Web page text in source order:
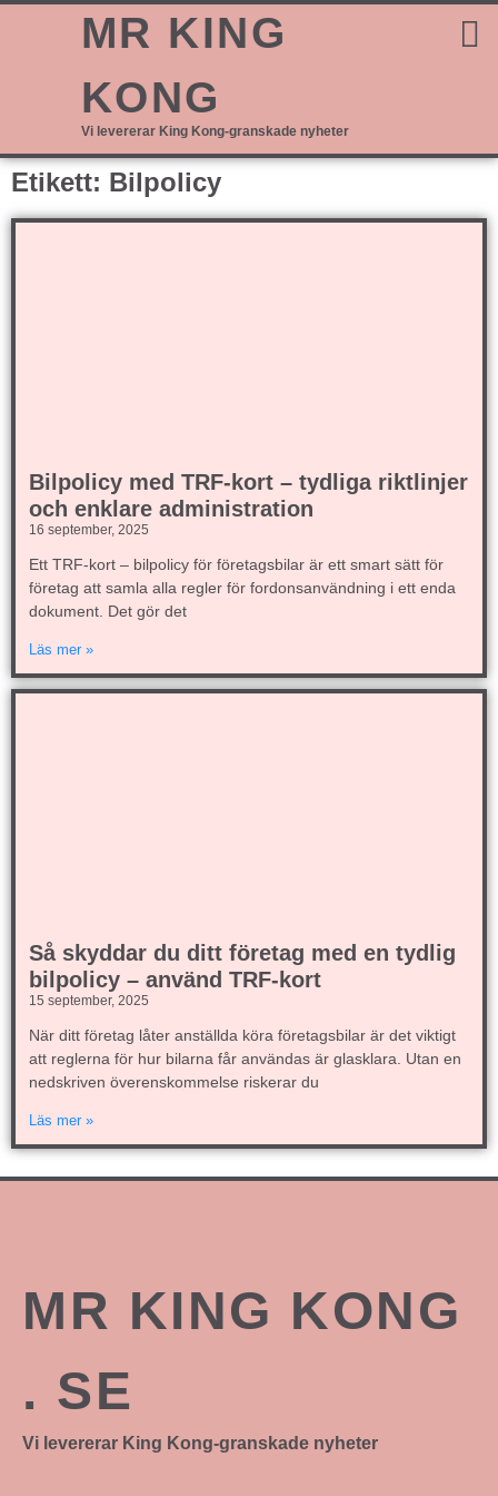
MR KING
KONG
Vi levererar King Kong-granskade nyheter
Etikett: Bilpolicy
Bilpolicy med TRF-kort – tydliga riktlinjer
och enklare administration
16 september, 2025
Ett TRF-kort – bilpolicy för företagsbilar är ett smart sätt för
företag att samla alla regler för fordonsanvändning i ett enda
dokument. Det gör det
Läs mer »
Så skyddar du ditt företag med en tydlig
bilpolicy – använd TRF-kort
15 september, 2025
När ditt företag låter anställda köra företagsbilar är det viktigt
att reglerna för hur bilarna får användas är glasklara. Utan en
nedskriven överenskommelse riskerar du
Läs mer »
MR KING KONG
. SE
Vi levererar King Kong-granskade nyheter